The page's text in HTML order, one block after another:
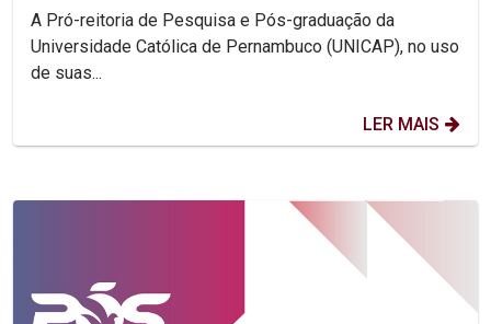
A Pró-reitoria de Pesquisa e Pós-graduação da
Universidade Católica de Pernambuco (UNICAP), no uso
de suas...
LER MAIS